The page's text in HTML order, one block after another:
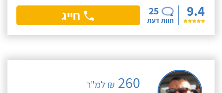
9.4
25
חוות דעת חייג
260 ₪ למ"ר